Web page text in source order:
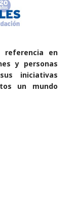
referencia en
y personas
iniciativas
un mundo